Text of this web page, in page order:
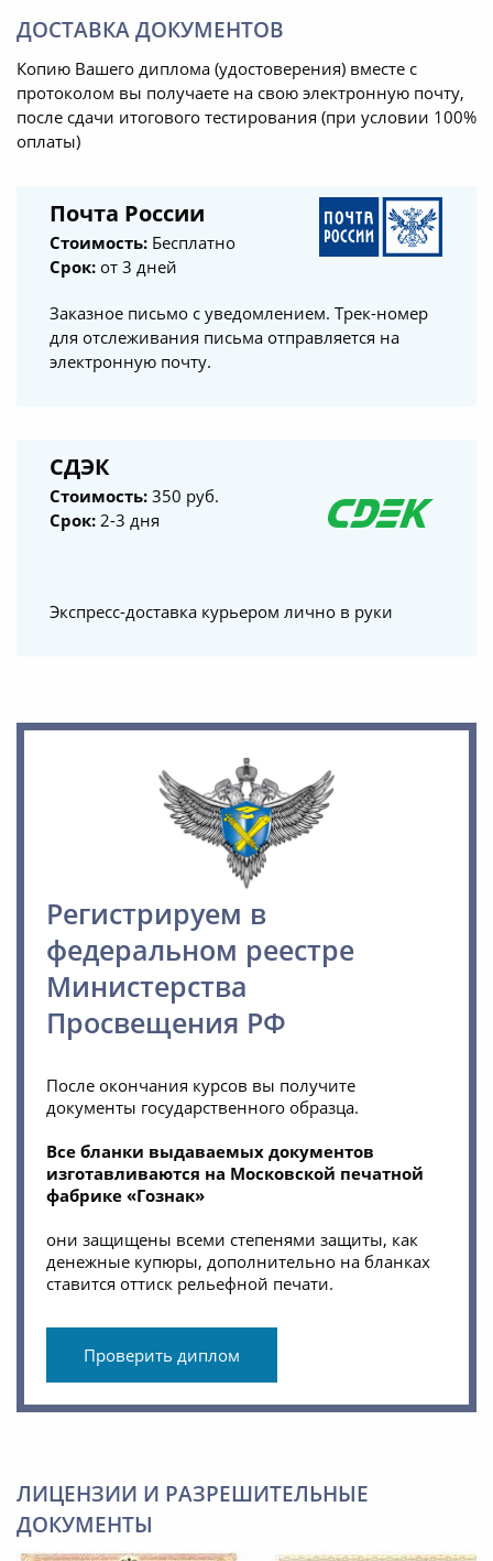
ДОСТАВКА ДОКУМЕНТОВ
Копию Вашего диплома (удостоверения) вместе с
протоколом вы получаете на свою электронную почту,
после сдачи итогового тестирования (при условии 100%
оплаты)
Почта России
Стоимость: Бесплатно
Срок: от 3 дней
Заказное письмо с уведомлением. Трек-номер
для отслеживания письма отправляется на
электронную почту.
СДЭК
Стоимость: 350 руб.
Срок: 2-3 дня
Экспресс-доставка курьером лично в руки
Регистрируем в
федеральном реестре
Министерства
Просвещения РФ
После окончания курсов вы получите
документы государственного образца.
Все бланки выдаваемых документов
изготавливаются на Московской печатной
фабрике «Гознак»
они защищены всеми степенями защиты, как
денежные купюры, дополнительно на бланках
ставится оттиск рельефной печати.
Проверить диплом
ЛИЦЕНЗИИ И РАЗРЕШИТЕЛЬНЫЕ
ДОКУМЕНТЫ